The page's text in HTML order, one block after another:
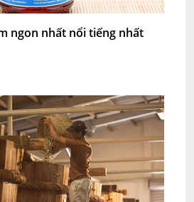
ngon nhất nổi tiếng nhất